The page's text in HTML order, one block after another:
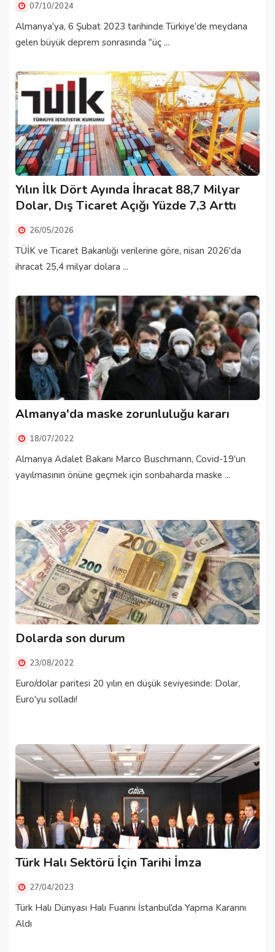
07/10/2024
Almanya'ya, 6 Şubat 2023 tarihinde Türkiye'de meydana
gelen büyük deprem sonrasında "üç ...
Yılın İlk Dört Ayında İhracat 88,7 Milyar
Dolar, Dış Ticaret Açığı Yüzde 7,3 Arttı
26/05/2026
TÜİK ve Ticaret Bakanlığı verilerine göre, nisan 2026'da
ihracat 25,4 milyar dolara ...
Almanya'da maske zorunluluğu kararı
18/07/2022
Almanya Adalet Bakanı Marco Buschmann, Covid-19'un
yayılmasının önüne geçmek için sonbaharda maske ...
Dolarda son durum
23/08/2022
Euro/dolar paritesi 20 yılın en düşük seviyesinde: Dolar,
Euro'yu solladı!
Türk Halı Sektörü İçin Tarihi İmza
27/04/2023
Türk Halı Dünyası Halı Fuarını İstanbul’da Yapma Kararını
Aldı